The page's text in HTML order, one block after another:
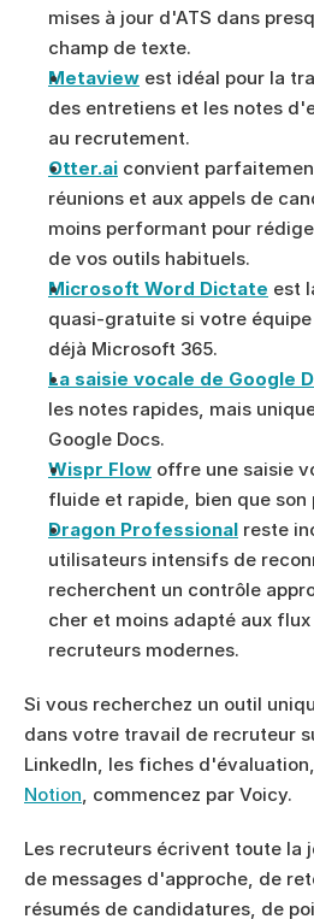
mises à jour d'ATS dans
champ de texte.
Metaview est idéal pour la
des entretiens et les notes
au recrutement.
Otter.ai convient
réunions et aux appels de
moins performant pour
de vos outils habituels.
Microsoft Word Dictate est
quasi-gratuite si votre
déjà Microsoft 365.
La saisie vocale de Google
les notes rapides, mais
Google Docs.
Wispr Flow offre une saisie
fluide et rapide, bien que son
Dragon Professional reste
utilisateurs intensifs de
recherchent un contrôle
cher et moins adapté aux
recruteurs modernes.
Si vous recherchez un outil
dans votre travail de recruteur
LinkedIn, les fiches d'évaluation,
Notion, commencez par Voicy.
Les recruteurs écrivent toute la
de messages d'approche, de
résumés de candidatures, de